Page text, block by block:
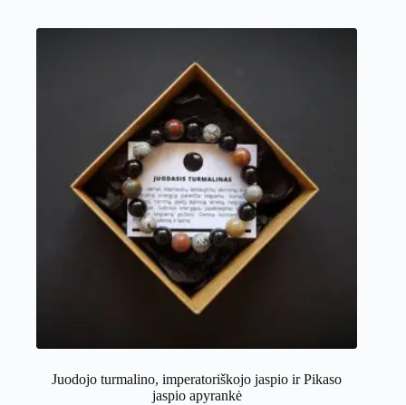
Juodojo turmalino, imperatoriškojo jaspio ir Pikaso
jaspio apyrankė